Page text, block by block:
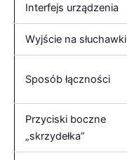
Interfejs urządzenia
Wyjście na słuchawki
Sposób łączności
Przyciski boczne
„skrzydełka”